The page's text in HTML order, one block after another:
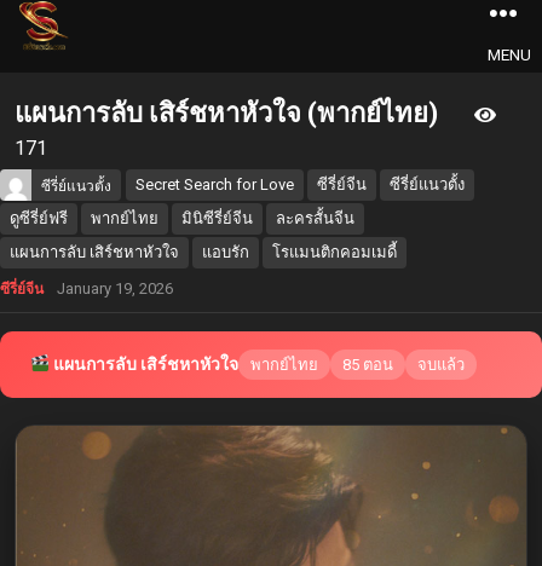
MENU
แผนการลับ เสิร์ชหาหัวใจ (พากย์ไทย)
171
ซีรี่ย์แนวตั้ง Secret Search for Love ซีรี่ย์จีน
ซีรี่ย์แนวตั้ง
ดูซีรี่ย์ฟรี
พากย์ไทย มินิซีรี่ย์จีน
ละครสั้นจีน
แผนการลับ เสิร์ชหาหัวใจ
แอบรัก โรแมนติกคอมเมดี้
ซีรี่ย์จีน January 19, 2026
แผนการลับ เสิร์ชหาหัวใจ พากย์ไทย 85 ตอน จบแล้ว